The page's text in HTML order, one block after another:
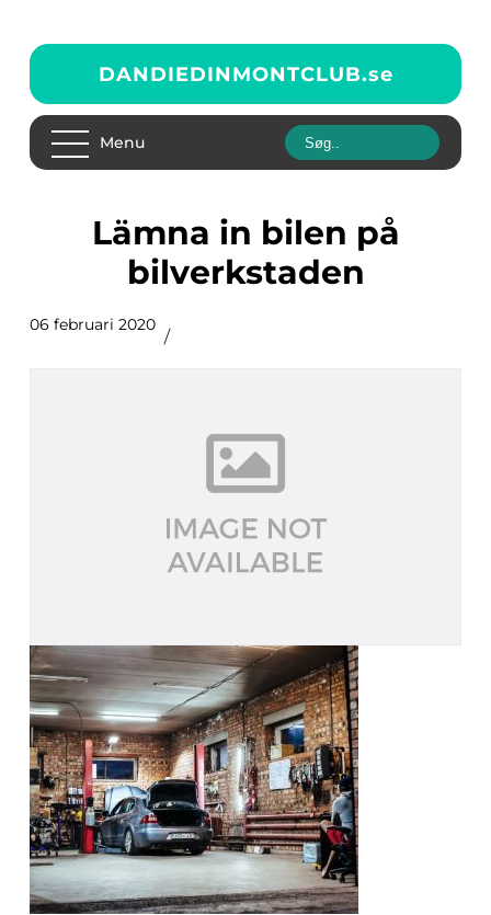
DANDIEDINMONTCLUB.se
Menu
Lämna in bilen på
bilverkstaden
06 februari 2020